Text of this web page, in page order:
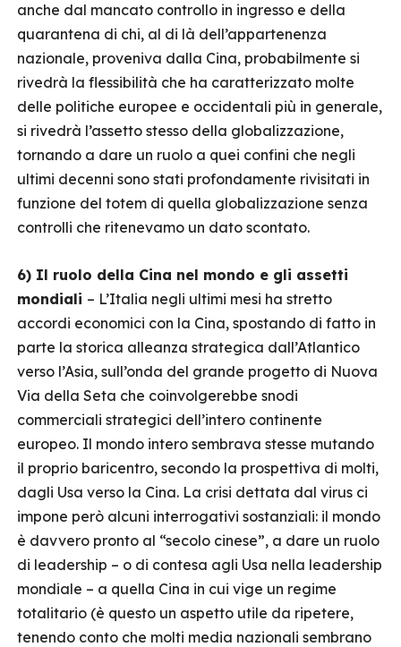
anche dal mancato controllo in ingresso e della
quarantena di chi, al di là dell’appartenenza
nazionale, proveniva dalla Cina, probabilmente si
rivedrà la flessibilità che ha caratterizzato molte
delle politiche europee e occidentali più in generale,
si rivedrà l’assetto stesso della globalizzazione,
tornando a dare un ruolo a quei confini che negli
ultimi decenni sono stati profondamente rivisitati in
funzione del totem di quella globalizzazione senza
controlli che ritenevamo un dato scontato.
6) Il ruolo della Cina nel mondo e gli assetti
mondiali – L’Italia negli ultimi mesi ha stretto
accordi economici con la Cina, spostando di fatto in
parte la storica alleanza strategica dall’Atlantico
verso l’Asia, sull’onda del grande progetto di Nuova
Via della Seta che coinvolgerebbe snodi
commerciali strategici dell’intero continente
europeo. Il mondo intero sembrava stesse mutando
il proprio baricentro, secondo la prospettiva di molti,
dagli Usa verso la Cina. La crisi dettata dal virus ci
impone però alcuni interrogativi sostanziali: il mondo
è davvero pronto al “secolo cinese”, a dare un ruolo
di leadership – o di contesa agli Usa nella leadership
mondiale – a quella Cina in cui vige un regime
totalitario (è questo un aspetto utile da ripetere,
tenendo conto che molti media nazionali sembrano